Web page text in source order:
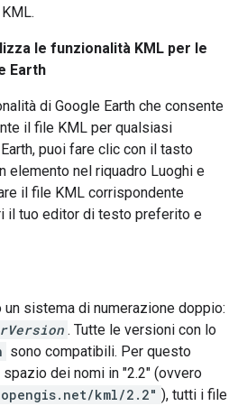
le funzionalità KML per le
Earth
di Google Earth che consente
il file KML per qualsiasi
puoi fare clic con il tasto
elemento nel riquadro Luoghi e
il file KML corrispondente
il tuo editor di testo preferito e
un sistema di numerazione doppio:
. Tutte le versioni con lo
sono compatibili. Per questo
dei nomi in "2.2" (ovvero
kml/2.2" ), tutti i file